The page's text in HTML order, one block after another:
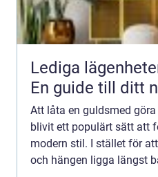
Lediga
En guide till ditt
Att låta en guldsmed
blivit ett populärt sätt att
modern stil. I stället för
och hängen ligga längst